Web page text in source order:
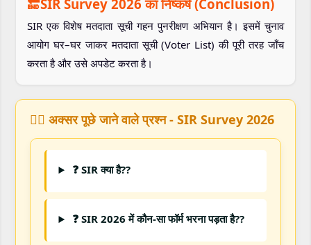
🔚SIR Survey 2026 का निष्कर्ष (Conclusion)
SIR एक विशेष मतदाता सूची गहन पुनरीक्षण अभियान है। इसमें चुनाव
आयोग घर–घर जाकर मतदाता सूची (Voter List) की पूरी तरह जाँच
करता है और उसे अपडेट करता है।
🙋‍♀️ अक्सर पूछे जाने वाले प्रश्न - SIR Survey 2026
❓ SIR क्या है??
❓ SIR 2026 में कौन-सा फॉर्म भरना पड़ता है??